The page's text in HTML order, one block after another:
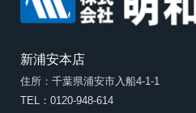
新浦安本店
住所：千葉県浦安市入船4-1-1
TEL：0120-948-614